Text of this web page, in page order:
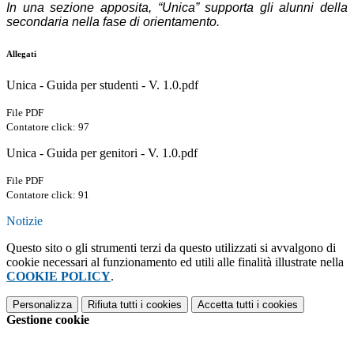
In una sezione apposita, “Unica” supporta gli alunni della
secondaria nella fase di orientamento.
Allegati
Unica - Guida per studenti - V. 1.0.pdf
File PDF
Contatore click: 97
Unica - Guida per genitori - V. 1.0.pdf
File PDF
Contatore click: 91
Notizie
Questo sito o gli strumenti terzi da questo utilizzati si avvalgono di
cookie necessari al funzionamento ed utili alle finalità illustrate nella
COOKIE POLICY.
Personalizza Rifiuta tutti i cookies Accetta tutti i cookies
Gestione cookie